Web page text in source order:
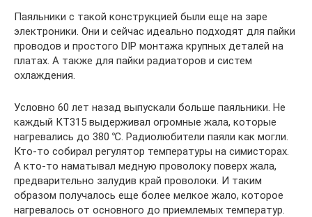
Паяльники с такой конструкцией были еще на заре
электроники. Они и сейчас идеально подходят для пайки
проводов и простого DIP монтажа крупных деталей на
платах. А также для пайки радиаторов и систем
охлаждения.
Условно 60 лет назад выпускали больше паяльники. Не
каждый КТ315 выдерживал огромные жала, которые
нагревались до 380 ℃. Радиолюбители паяли как могли.
Кто-то собирал регулятор температуры на симисторах.
А кто-то наматывал медную проволоку поверх жала,
предварительно залудив край проволоки. И таким
образом получалось еще более мелкое жало, которое
нагревалось от основного до приемлемых температур.